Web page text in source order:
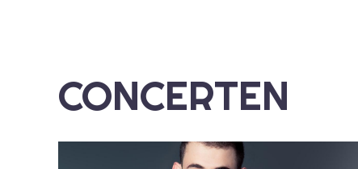
CONCERTEN